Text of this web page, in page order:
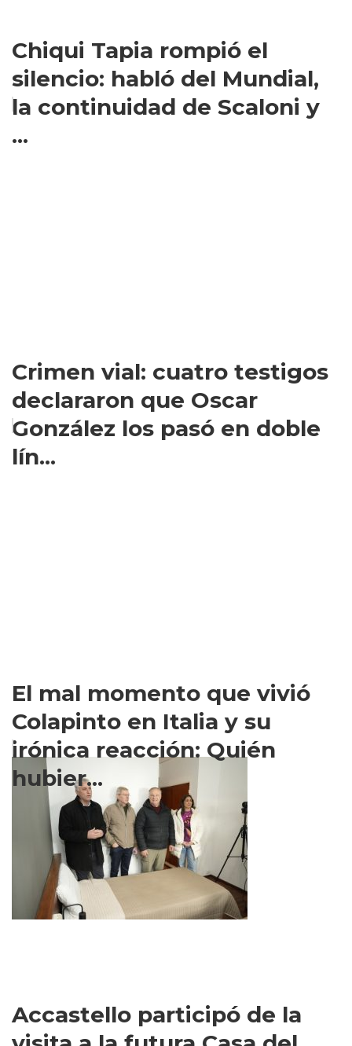
Chiqui Tapia rompió el
silencio: habló del Mundial,
la continuidad de Scaloni y
...
Crimen vial: cuatro testigos
declararon que Oscar
González los pasó en doble
lín...
El mal momento que vivió
Colapinto en Italia y su
irónica reacción: Quién
hubier...
Accastello participó de la